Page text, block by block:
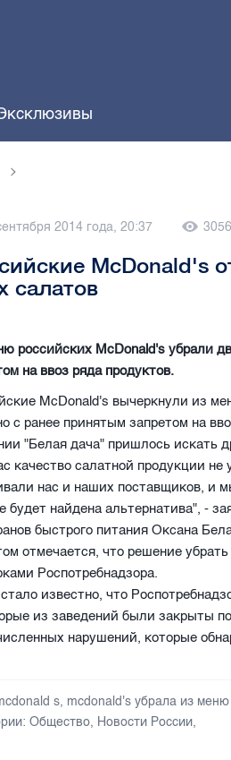
2014 года, 20:37 3056
McDonald's
салатов
российских McDonald's убрали
на ввоз ряда продуктов.
McDonald's вычеркнули из
с ранее принятым запретом на
"Белая дача" пришлось искать
качество салатной продукции не
нас и наших поставщиков, и
будет найдена альтернатива", -
быстрого питания Оксана
отмечается, что решение
Роспотребнадзора.
известно, что
из заведений были закрыты
нарушений, которые
s, mcdonald's убрала из
Общество, Новости России,